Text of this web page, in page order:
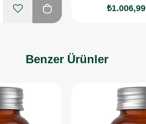
₺1.006,99
Benzer Ürünler